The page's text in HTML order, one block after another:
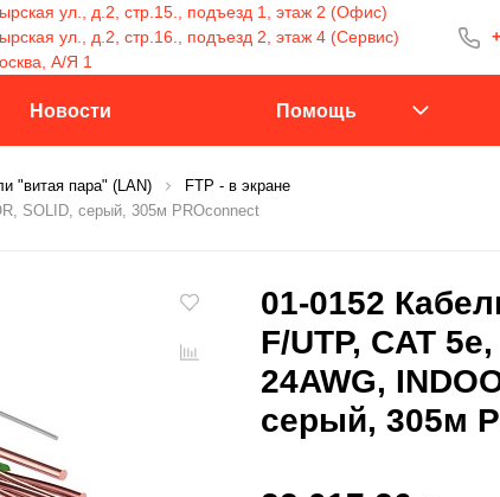
ул., д.2, стр.15., подъезд 1, этаж 2 (Офис)
ул., д.2, стр.16., подъезд 2, этаж 4 (Сервис)
А/Я 1
+7 (499) 400-
С 9:30 до 18:00
Новости Помощь
"витая пара" (LAN)
FTP - в экране
SOLID, серый, 305м PROconnect
01-0152
F/UTP, CAT
24AWG,
серый, 305м